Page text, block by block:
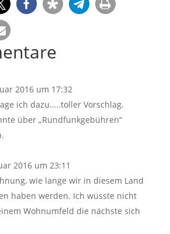
2016 um 17:32
ich dazu…..toller Vorschlag.
über „Rundfunkgebühren“
2016 um 23:11
wie lange wir in diesem Land
haben werden. Ich wüsste nicht
Wohnumfeld die nächste sich